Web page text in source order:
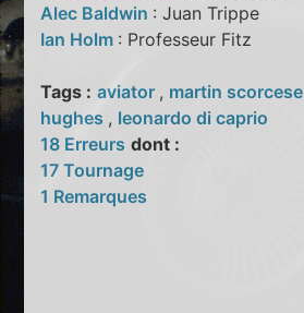
Alec Baldwin : Juan Trippe
Ian Holm : Professeur Fitz
Tags : aviator , martin scorcese
hughes , leonardo di caprio
18 Erreurs dont :
17 Tournage
1 Remarques